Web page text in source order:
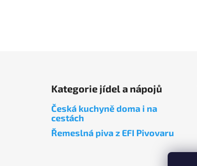
Kategorie jídel a nápojů
Česká kuchyně doma i na
cestách
Řemeslná piva z EFI Pivovaru